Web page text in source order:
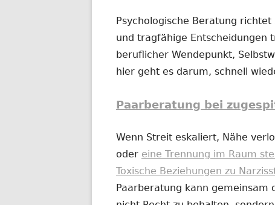
Psychologische Beratung
und tragfähige Entscheidungen
beruflicher Wendepunkt,
hier geht es darum, schnell
Paarberatung bei
Wenn Streit eskaliert, Nähe
oder eine Trennung im Raum
Toxische Beziehungen zu
Paarberatung kann gemeinsam